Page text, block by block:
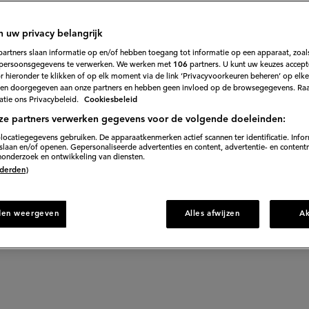
recept voor
balletjes
meubels én de Köttbullar. Ook zo
meubelketen heeft het recept gedeeld zodat je zelf
uw privacy belangrijk
slaan informatie op en/of hebben toegang tot informatie op een apparaat, zoals
te verwerken. We werken met 106 partners. U kunt uw keuzes
hieronder te klikken of op elk moment via de link ‘Privacyvoorkeuren beheren’ op
doorgegeven aan onze partners en hebben geen invloed op de browsegegevens.
ons Privacybeleid.
Cookiesbeleid
partners verwerken gegevens voor de volgende doeleinden:
gebruiken. De apparaatkenmerken actief scannen ter identificatie.
en/of openen. Gepersonaliseerde advertenties en content, advertentie- en
en ontwikkeling van diensten.
weergeven Alles afwijzen